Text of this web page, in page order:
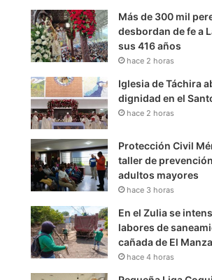
Más de 300 mil
desbordan de fe a
sus 416 años
hace 2 horas
Iglesia de Táchira
dignidad en el
hace 2 horas
Protección Civil
taller de
adultos mayores
hace 3 horas
En el Zulia se
labores de
cañada de El
hace 4 horas